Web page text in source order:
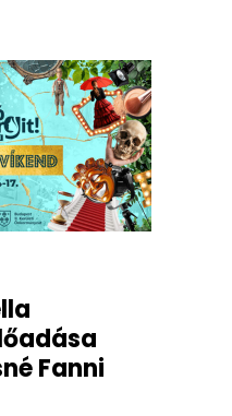
Fanni